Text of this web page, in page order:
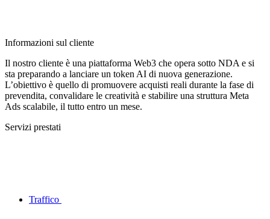
Informazioni sul cliente
Il nostro cliente è una piattaforma Web3 che opera sotto NDA e si
sta preparando a lanciare un token AI di nuova generazione.
L’obiettivo è quello di promuovere acquisti reali durante la fase di
prevendita, convalidare le creatività e stabilire una struttura Meta
Ads scalabile, il tutto entro un mese.
Servizi prestati
Traffico